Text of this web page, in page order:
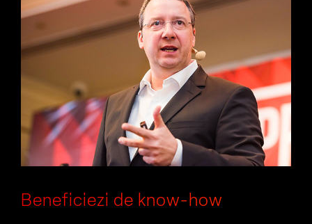
Beneficiezi de know-how